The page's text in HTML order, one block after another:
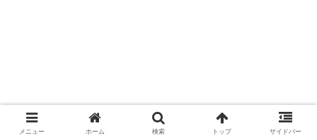
メニュー ホーム 検索 トップ サイドバー